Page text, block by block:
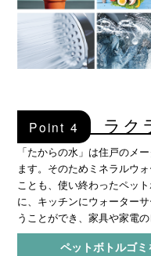
Point 4 ラク
「たからの水」は住戸のメ
ます。そのためミネラルウ
ことも、使い終わったペッ
に、キッチンにウォーター
うことができ、家具や家電
ペットボトルゴ